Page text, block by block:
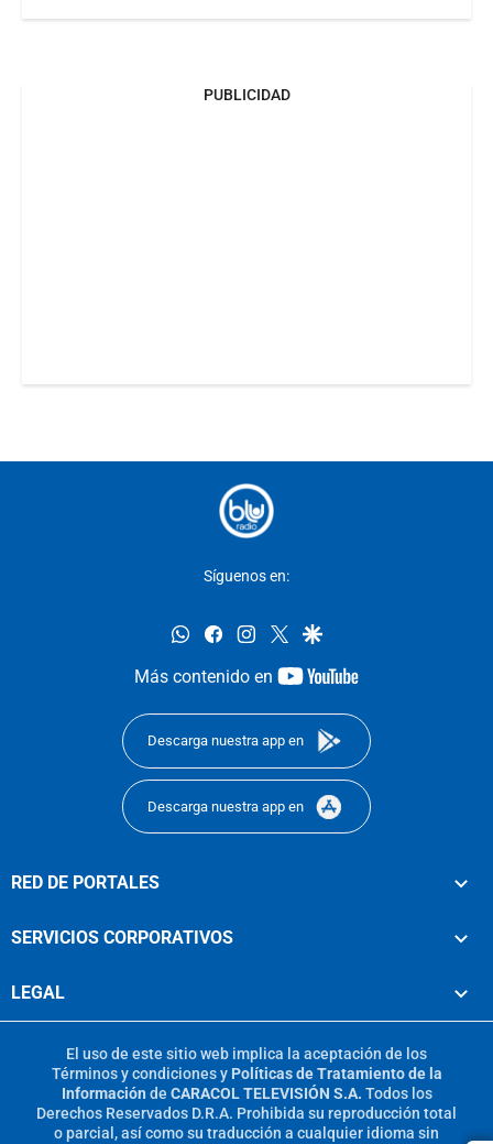
PUBLICIDAD
Síguenos en:
whatsappfacebookinstagram
twittergoogle
Más contenido en
youtube-
Descarga nuestra app en
Descarga nuestra app en
RED DE PORTALES
SERVICIOS CORPORATIVOS
LEGAL
El uso de este sitio web implica la aceptación de los
Términos y condicionesy Políticas de Tratamiento de la
Información de CARACOL TELEVISIÓN S.A. Todos los
Derechos Reservados D.R.A. Prohibida su reproducción total
o parcial, así como su traducción a cualquier idioma sin